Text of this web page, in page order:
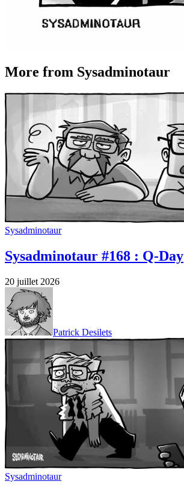
More from Sysadminotaur
Sysadminotaur
Sysadminotaur #168 : Q-Day
20 juillet 2026
Patrick Desilets
Sysadminotaur